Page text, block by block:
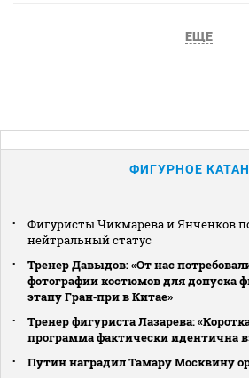
ЕЩЕ
ФИГУРНОЕ
Фигуристы Чикмарева и Янченков
нейтральный статус
Тренер Давыдов: «От нас
фотографии костюмов для допуска
этапу Гран‑при в Китае»
Тренер фигуриста Лазарева:
программа фактически идентична
Путин наградил Тамару Москвину